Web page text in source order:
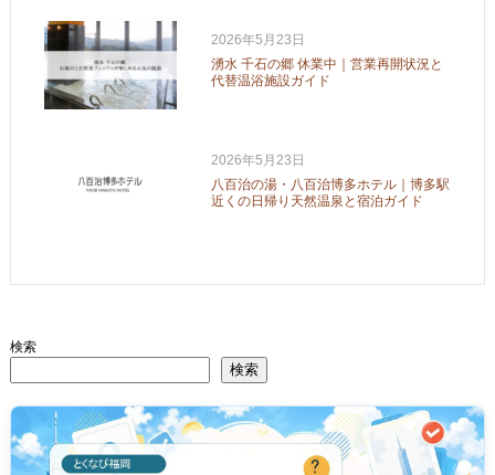
2026年5月23日
湧水 千石の郷 休業中｜営業再開状況と
代替温浴施設ガイド
2026年5月23日
八百治の湯・八百治博多ホテル｜博多駅
近くの日帰り天然温泉と宿泊ガイド
検索
検索